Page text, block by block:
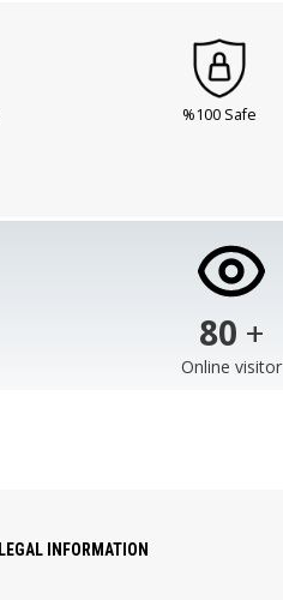
%100 Safe
103 +
Online visitor
LEGAL INFORMATION